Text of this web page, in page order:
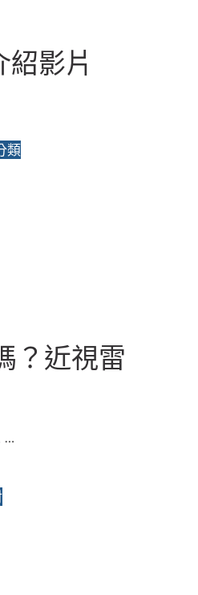
影片
類
？近視雷
…